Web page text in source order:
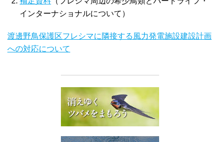
インターナショナルについて）
渡邊野鳥保護区フレシマに隣接する風力発電施設建設計画
への対応について